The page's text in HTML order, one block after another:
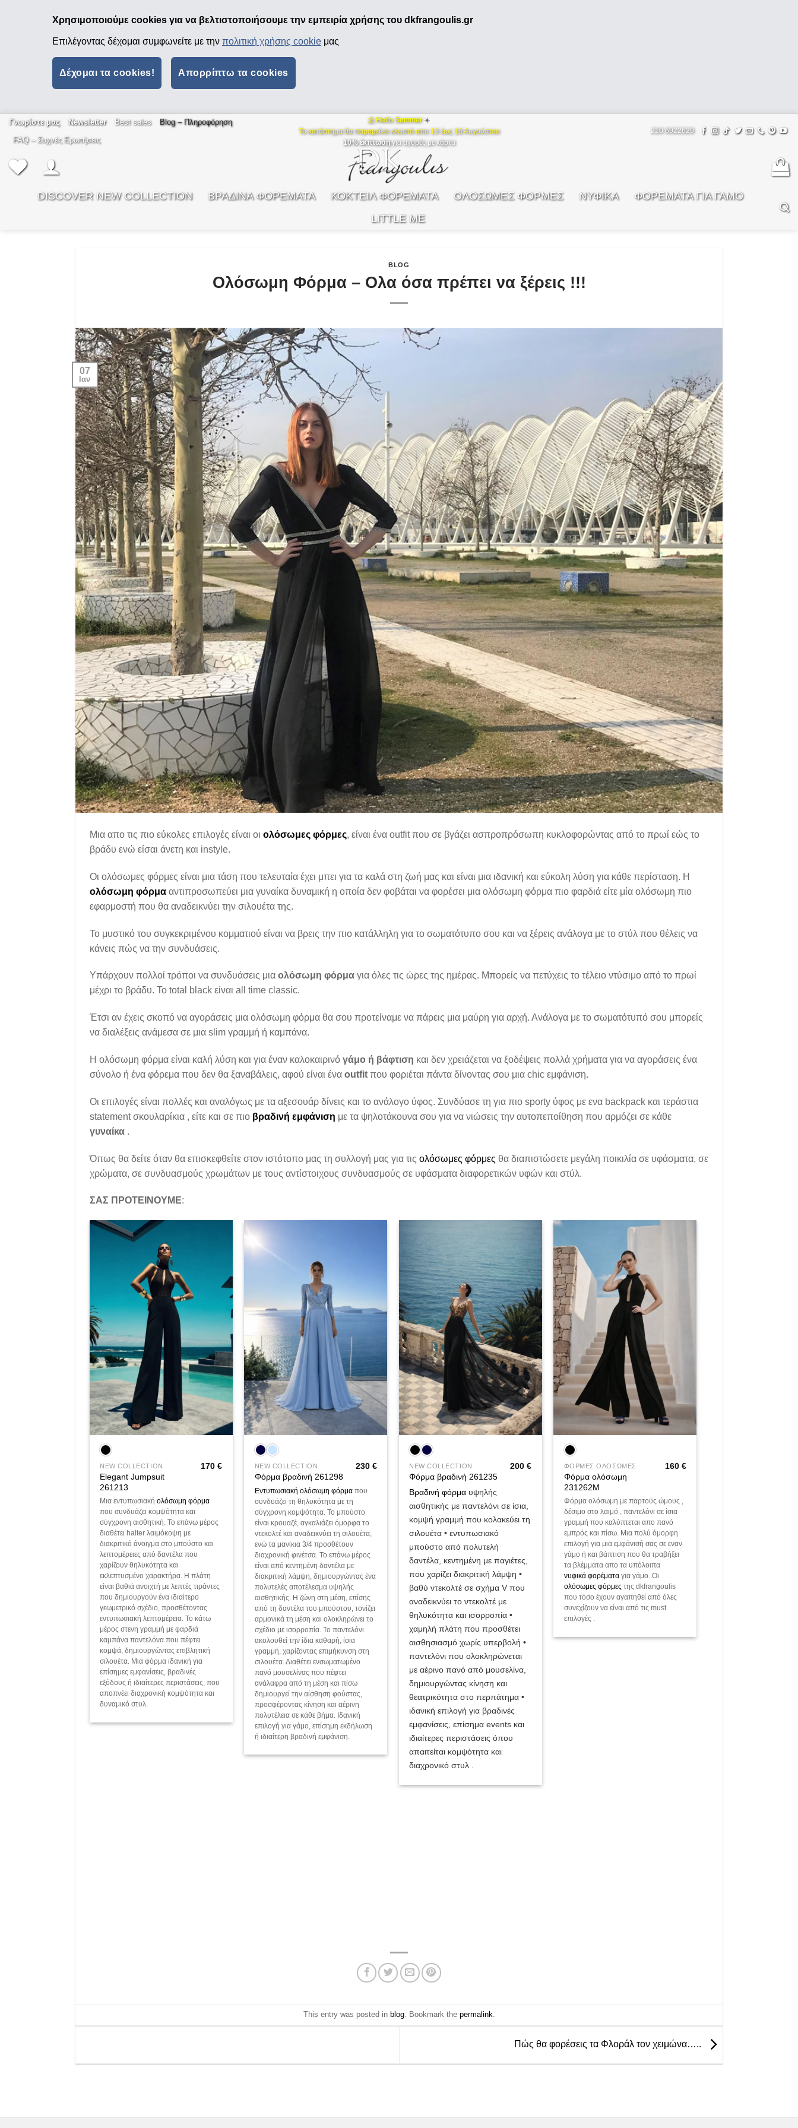
Χρησιμοποιούμε cookies για να βελτιστοποιήσουμε την εμπειρία χρήσης του dkfrangoulis.gr
Επιλέγοντας δέχομαι συμφωνείτε με την πολιτική χρήσης cookie μας
Δέχομαι τα cookies! Απορρίπτω τα cookies
Μετάβαση
Γνωρίστε μας Newsletter Best sales
Βlog – Πληροφόρηση
FAQ – Συχνές Ερωτήσεις
⛱ Hello Summer ☀️
Το κατάστημα θα παραμείνει κλειστό απο 13 έως 18 Αυγούστου
10% έκπτωσηγια αγορές με κάρτα
210 6922629
DISCOVER NEW COLLECTION ΒΡΑΔΙΝΑ ΦΟΡΕΜΑΤΑ ΚΟΚΤΕΙΛ ΦΟΡΕΜΑΤΑ ΟΛΟΣΩΜΕΣ ΦΟΡΜΕΣ ΝΥΦΙΚΑ
ΦOΡΕΜΑΤΑ ΓΙΑ ΓΑΜΟ
LITTLE ME
BLOG
Ολόσωμη Φόρμα – Ολα όσα πρέπει να ξέρεις !!!
07
Ιαν
Μια απο τις πιο εύκολες επιλογές είναι οι ολόσωμες φόρμες, είναι ένα outfit που σε βγάζει ασπροπρόσωπη κυκλοφορώντας από το πρωί εώς το
βράδυ ενώ είσαι άνετη και instyle.
Οι ολόσωμες φόρμες είναι μια τάση που τελευταία έχει μπει για τα καλά στη ζωή μας και είναι μια ιδανική και εύκολη λύση για κάθε περίσταση. Η
ολόσωμη φόρμα αντιπροσωπεύει μια γυναίκα δυναμική η οποία δεν φοβάται να φορέσει μια ολόσωμη φόρμα πιο φαρδιά είτε μία ολόσωμη πιο
εφαρμοστή που θα αναδεικνύει την σιλουέτα της.
Το μυστικό του συγκεκριμένου κομματιού είναι να βρεις την πιο κατάλληλη για το σωματότυπο σου και να ξέρεις ανάλογα με το στύλ που θέλεις να
κάνεις πώς να την συνδυάσεις.
Υπάρχουν πολλοί τρόποι να συνδυάσεις μια ολόσωμη φόρμα για όλες τις ώρες της ημέρας. Μπορείς να πετύχεις το τέλειο ντύσιμο από το πρωί
μέχρι το βράδυ. Το total black είναι all time classic.
Έτσι αν έχεις σκοπό να αγοράσεις μια ολόσωμη φόρμα θα σου προτείναμε να πάρεις μια μαύρη για αρχή. Ανάλογα με το σωματότυπό σου μπορείς
να διαλέξεις ανάμεσα σε μια slim γραμμή ή καμπάνα.
Η ολόσωμη φόρμα είναι καλή λύση και για έναν καλοκαιρινό γάμο ή βάφτιση και δεν χρειάζεται να ξοδέψεις πολλά χρήματα για να αγοράσεις ένα
σύνολο ή ένα φόρεμα που δεν θα ξαναβάλεις, αφού είναι ένα outfit που φοριέται πάντα δίνοντας σου μια chic εμφάνιση.
Οι επιλογές είναι πολλές και αναλόγως με τα αξεσουάρ δίνεις και το ανάλογο ύφος. Συνδύασε τη για πιο sporty ύφος με ενα backpack και τεράστια
statement σκουλαρίκια , είτε και σε πιο βραδινή εμφάνιση με τα ψηλοτάκουνα σου για να νιώσεις την αυτοπεποίθηση που αρμόζει σε κάθε
γυναίκα .
Όπως θα δείτε όταν θα επισκεφθείτε στον ιστότοπο μας τη συλλογή μας για τις ολόσωμες φόρμες θα διαπιστώσετε μεγάλη ποικιλία σε υφάσματα, σε
χρώματα, σε συνδυασμούς χρωμάτων με τους αντίστοιχους συνδυασμούς σε υφάσματα διαφορετικών υφών και στύλ.
ΣΑΣ ΠΡΟΤΕΙΝΟΥΜΕ:
+
NEW COLLECTION
Elegant Jumpsuit
261213
170€
Μια εντυπωσιακήολόσωμη φόρμα
που συνδυάζει κομψότητα και
σύγχρονη αισθητική. Το επάνω μέρος
διαθέτει halter λαιμόκοψη με
διακριτικό άνοιγμα στο μπούστο και
λεπτομέρειες από δαντέλα που
χαρίζουν θηλυκότητα και
εκλεπτυσμένο χαρακτήρα. Η πλάτη
είναι βαθιά ανοιχτή με λεπτές τιράντες
που δημιουργούν ένα ιδιαίτερο
γεωμετρικό σχέδιο, προσθέτοντας
εντυπωσιακή λεπτομέρεια. Το κάτω
μέρος στενη γραμμή με φαρδιά
καμπάνα παντελόνα που πέφτει
κομψά, δημιουργώντας επιβλητική
σιλουέτα. Μια φόρμα ιδανική για
επίσημες εμφανίσεις, βραδινές
εξόδους ή ιδιαίτερες περιστάσεις, που
αποπνέει διαχρονική κομψότητα και
δυναμικό στυλ.
+
NEW COLLECTION
Φόρμα βραδινή 261298
230 €
Εντυπωσιακή ολόσωμη φόρμαπου
συνδυάζει τη θηλυκότητα με τη
σύγχρονη κομψότητα. Το μπούστο
είναι κρουαζέ, αγκαλιάζει όμορφα το
ντεκολτέ και αναδεικνύει τη σιλουέτα,
ενώ τα μανίκια 3/4 προσθέτουν
διαχρονική φινέτσα. Το επάνω μέρος
είναι από κεντημένη δαντέλα με
διακριτική λάμψη, δημιουργώντας ένα
πολυτελές αποτέλεσμα υψηλής
αισθητικής. Η ζώνη στη μέση, επίσης
από τη δαντέλα του μπούστου, τονίζει
αρμονικά τη μέση και ολοκληρώνει το
σχέδιο με ισορροπία. Το παντελόνι
ακολουθεί την ίδια καθαρή, ίσια
γραμμή, χαρίζοντας επιμήκυνση στη
σιλουέτα. Διαθέτει ενσωματωμένο
πανό μουσελίνας που πέφτει
ανάλαφρα από τη μέση και πίσω
δημιουργεί την αίσθηση φούστας,
προσφέροντας κίνηση και αέρινη
πολυτέλεια σε κάθε βήμα. Ιδανική
επιλογή για γάμο, επίσημη εκδήλωση
ή ιδιαίτερη βραδινή εμφάνιση.
wishlist
+
NEW COLLECTION
Φόρμα βραδινή 261235
200€
Βραδινή φόρμα υψηλής
αισθητικής με παντελόνι σε ίσια,
κομψή γραμμή που κολακεύει τη
σιλουέτα • εντυπωσιακό
μπούστο από πολυτελή
δαντέλα, κεντημένη με παγιέτες,
που χαρίζει διακριτική λάμψη •
βαθύ ντεκολτέ σε σχήμα V που
αναδεικνύει το ντεκολτέ με
θηλυκότητα και ισορροπία •
χαμηλή πλάτη που προσθέτει
αισθησιασμό χωρίς υπερβολή •
παντελόνι που ολοκληρώνεται
με αέρινο πανό από μουσελίνα,
δημιουργώντας κίνηση και
θεατρικότητα στο περπάτημα •
ιδανική επιλογή για βραδινές
εμφανίσεις, επίσημα events και
ιδιαίτερες περιστάσεις όπου
απαιτείται κομψότητα και
διαχρονικό στυλ .
ΦΟΡΜΕΣ ΟΛΟΣΩΜΕΣ
Φόρμα ολόσωμη
231262M
160 €
Φόρμα ολόσωμη με παρτούς ώμους ,
δέσιμο στο λαιμό , παντελόνι σε ίσια
γραμμή που καλύπτεται απο πανό
εμπρός και πίσω. Μια πολύ όμορφη
επιλογή για μια εμφάνισή σας σε εναν
γάμο ή και βάπτιση που θα τραβήξει
τα βλέμματα απο τα υπόλοιπα
νυφικά φορέματαγια γάμο .Οι
ολόσωμες φόρμες της dkfrangoulis
που τόσο έχουν αγαπηθεί από όλες
συνεχίζουν να είναι από τις must
επιλογές .
This entry was posted in blog. Bookmark the permalink.
Πώς θα φορέσεις τα Φλοράλ τον χειμώνα…..